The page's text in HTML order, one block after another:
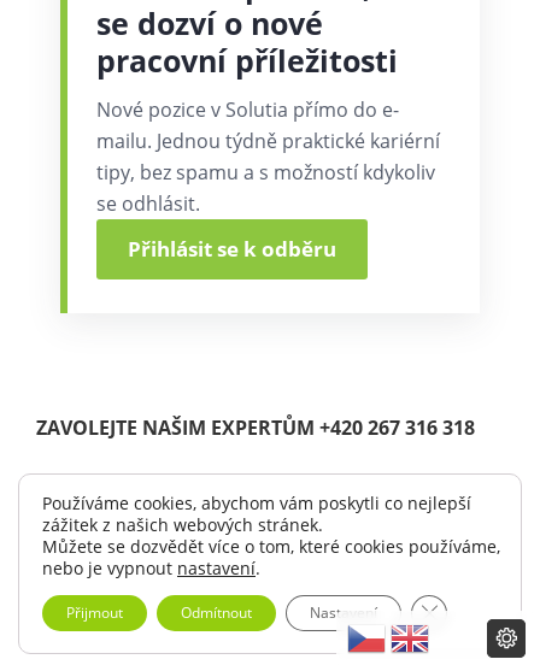
se dozví o nové
pracovní příležitosti
Nové pozice v Solutia přímo do e-
mailu. Jednou týdně praktické kariérní
tipy, bez spamu a s možností kdykoliv
se odhlásit.
Přihlásit se k odběru
ZAVOLEJTE NAŠIM EXPERTŮM +420 267 316 318
© Copyright 2004 -2026 | Solutia s.r.o.| All Rights Reserved.
|Logo ke stažení
LinkedIn
Používáme cookies, abychom vám poskytli co nejlepší
zážitek z našich webových stránek.
Můžete se dozvědět více o tom, které cookies používáme,
nebo je vypnout nastavení.
Přijmout Odmítnout Nastavení Zavřít cookie